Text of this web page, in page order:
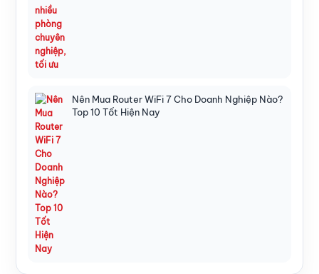
Nên Mua Router WiFi 7 Cho Doanh Nghiệp Nào?
Top 10 Tốt Hiện Nay